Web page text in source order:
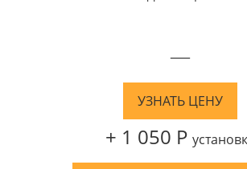
—
УЗНАТЬ ЦЕНУ
+ 1 050 Р